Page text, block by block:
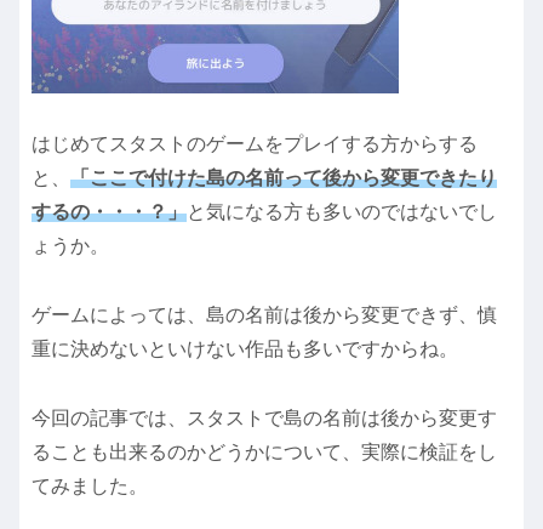
はじめてスタストのゲームをプレイする方からする
と、 「ここで付けた島の名前って後から変更できたり
するの・・・？」と気になる方も多いのではないでし
ょうか。
ゲームによっては、島の名前は後から変更できず、慎
重に決めないといけない作品も多いですからね。
今回の記事では、スタストで島の名前は後から変更す
ることも出来るのかどうかについて、実際に検証をし
てみました。